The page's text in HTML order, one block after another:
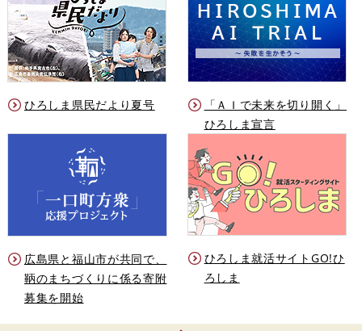
ひろしま県民だより夏号
「ＡＩで未来を切り開く」
ひろしま宣言
広島県と福山市が共同で、
鞆のまちづくりに係る寄附
募集を開始
ひろしま就活サイトGO!ひ
ろしま